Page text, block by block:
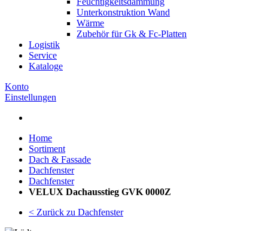
Unterkonstruktion Wand
Wärme
Zubehör für Gk & Fc-Platten
Logistik
Service
Kataloge
Konto
Einstellungen
Home
Sortiment
Dach & Fassade
Dachfenster
Dachfenster
VELUX Dachausstieg GVK 0000Z
< Zurück zu Dachfenster